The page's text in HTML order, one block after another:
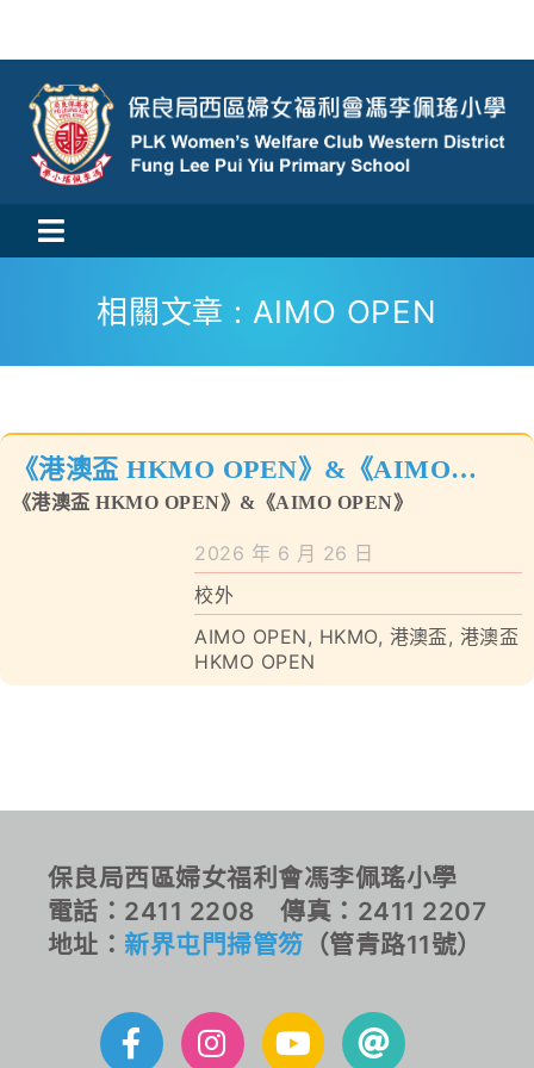
content
Toggle
Navigation
活動消息
校風及學生支援
相關文章 : AIMO OPEN
《港澳盃 HKMO OPEN》&《AIMO
OPEN》
《港澳盃 HKMO OPEN》&《AIMO OPEN》
2026 年 6 月 26 日
校外
AIMO OPEN, HKMO, 港澳盃, 港澳盃
HKMO OPEN
保良局西區婦女福利會馮李佩瑤小學
電話：2411 2208 傳真：2411 2207
地址： 新界屯門掃管笏 （管青路11號）